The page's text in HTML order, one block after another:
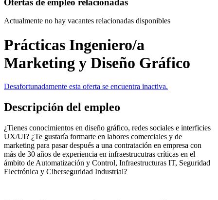
Actualmente no hay vacantes relacionadas disponibles
Prácticas Ingeniero/a
Marketing y Diseño Gráfico
Desafortunadamente esta oferta se encuentra inactiva.
Descripción del empleo
¿Tienes conocimientos en diseño gráfico, redes sociales e interficies
UX/UI? ¿Te gustaría formarte en labores comerciales y de
marketing para pasar después a una contratación en empresa con
más de 30 años de experiencia en infraestrucutras críticas en el
ámbito de Automatización y Control, Infraestructuras IT, Seguridad
Electrónica y Ciberseguridad Industrial?